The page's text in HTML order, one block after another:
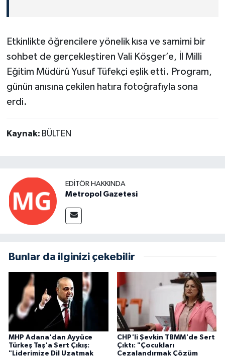
Etkinlikte öğrencilere yönelik kısa ve samimi bir
sohbet de gerçekleştiren Vali Köşger’e, İl Milli
Eğitim Müdürü Yusuf Tüfekçi eşlik etti. Program,
günün anısına çekilen hatıra fotoğrafıyla sona
erdi.
Kaynak: BÜLTEN
EDITÖR HAKKINDA
Metropol Gazetesi
Bunlar da ilginizi çekebilir
MHP Adana'dan Ayyüce
Türkeş Taş'a Sert Çıkış:
"Liderimize Dil Uzatmak
CHP'li Şevkin TBMM'de Sert
Çıktı: "Çocukları
Cezalandırmak Çözüm